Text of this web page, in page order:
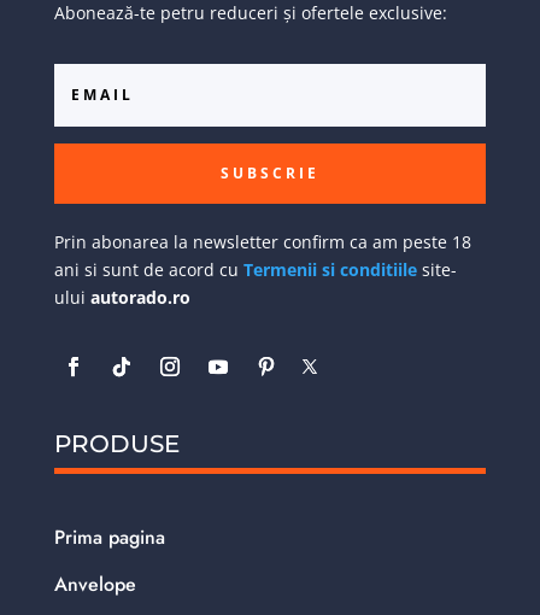
Abonează-te petru reduceri și ofertele exclusive:
SUBSCRIE
Prin abonarea la newsletter confirm ca am peste 18
ani si sunt de acord cu Termenii si conditiilesite-
ului autorado.ro
PRODUSE
Prima pagina
Anvelope